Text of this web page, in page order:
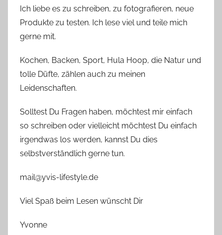
Ich liebe es zu schreiben, zu fotografieren, neue
Produkte zu testen. Ich lese viel und teile mich
gerne mit.
Kochen, Backen, Sport, Hula Hoop, die Natur und
tolle Düfte, zählen auch zu meinen
Leidenschaften.
Solltest Du Fragen haben, möchtest mir einfach
so schreiben oder vielleicht möchtest Du einfach
irgendwas los werden, kannst Du dies
selbstverständlich gerne tun.
mail@yvis-lifestyle.de
Viel Spaß beim Lesen wünscht Dir
Yvonne